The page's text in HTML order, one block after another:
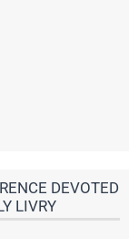
DEVOTED
LIVRY